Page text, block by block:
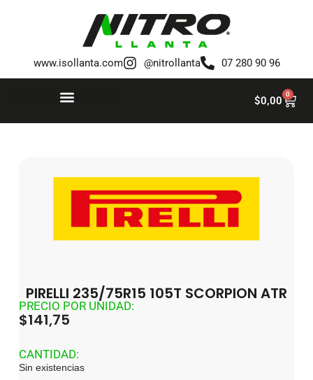
www.isollanta.com @nitrollanta 07 280 90 96
$0,00 0
PIRELLI 235/75R15 105T SCORPION ATR
PRECIO POR UNIDAD:
$141,75
CANTIDAD:
Sin existencias